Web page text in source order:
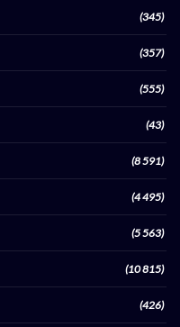
(345)
(357)
(555)
(43)
(8 591)
(4 495)
(5 563)
(10 815)
(426)